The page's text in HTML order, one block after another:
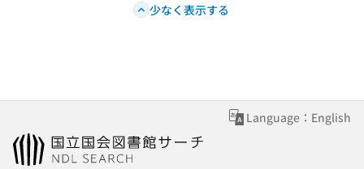
少なく表示する
Language：English